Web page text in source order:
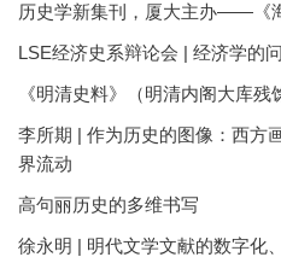
历史学新集刊，厦大主办——《
LSE经济史系辩论会 | 经济学的
《明清史料》（明清内阁大库残
李所期 | 作为历史的图像：西方
界流动
高句丽历史的多维书写
徐永明 | 明代文学文献的数字化